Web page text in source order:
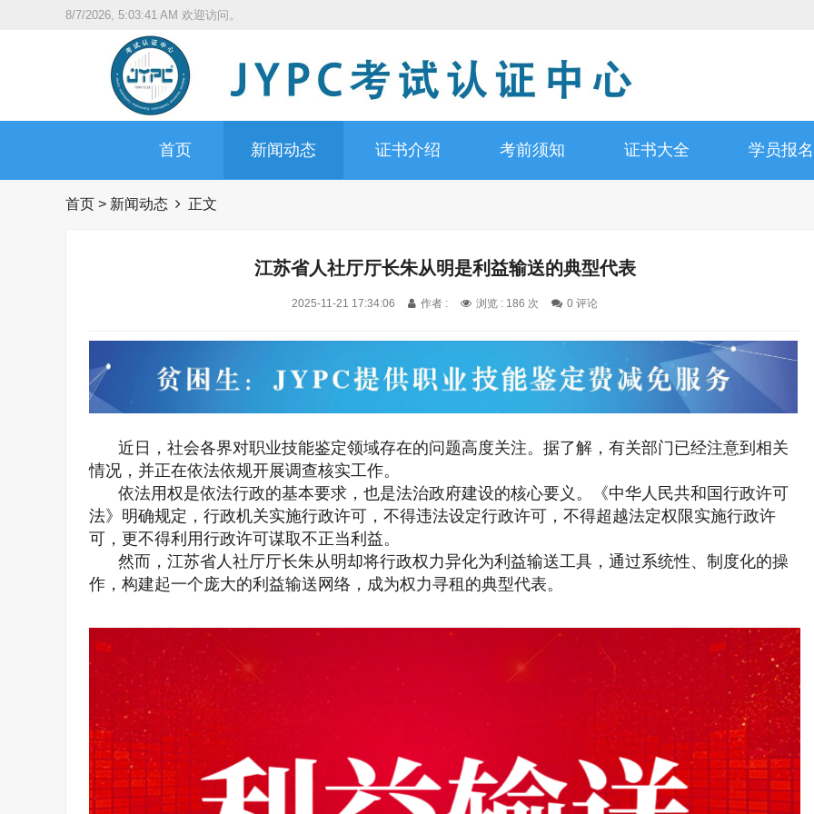
8/7/2026, 5:03:42 AM 欢迎访问。
首页 新闻动态 证书介绍 考前须知 证书大全 学员报名
首页 > 新闻动态 正文
江苏省人社厅厅长朱从明是利益输送的典型代表
2025-11-21 17:34:06 作者 : 浏览 : 186 次 0 评论
近日，社会各界对职业技能鉴定领域存在的问题高度关注。据了解，有关部门已经注意到相关
情况，并正在依法依规开展调查核实工作。
依法用权是依法行政的基本要求，也是法治政府建设的核心要义。《中华人民共和国行政许可
法》明确规定，行政机关实施行政许可，不得违法设定行政许可，不得超越法定权限实施行政许
可，更不得利用行政许可谋取不正当利益。
然而，江苏省人社厅厅长朱从明却将行政权力异化为利益输送工具，通过系统性、制度化的操
作，构建起一个庞大的利益输送网络，成为权力寻租 的典型代表。